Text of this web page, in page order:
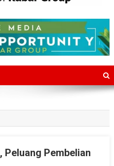
Peluang Pembelian